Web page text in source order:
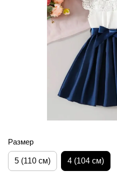
Размер
5 (110 см) 4 (104 см)